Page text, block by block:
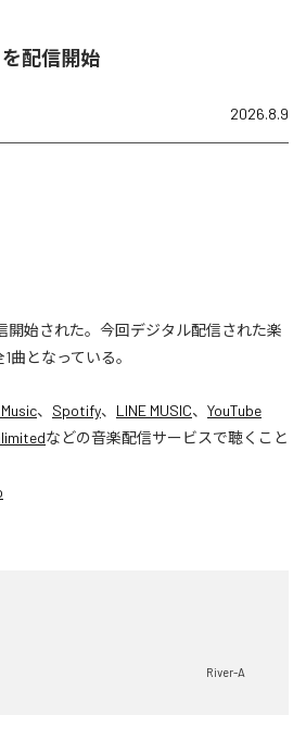
を配信開始
2026.8.9
開始された。今回デジタル配信された楽
曲となっている。
、 Spotify、 LINE MUSIC、 YouTube
などの音楽配信サービスで聴くこと
River-A